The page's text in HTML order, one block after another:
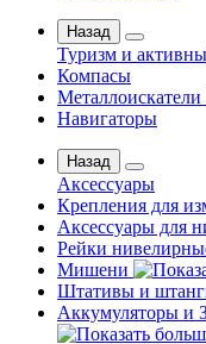
Назад
Туризм и
Компасы
Металлоискатели
Навигаторы
Назад
Аксессуары
Крепления для
Аксессуары для
Рейки
Мишени
Штативы и
Аккумуляторы и